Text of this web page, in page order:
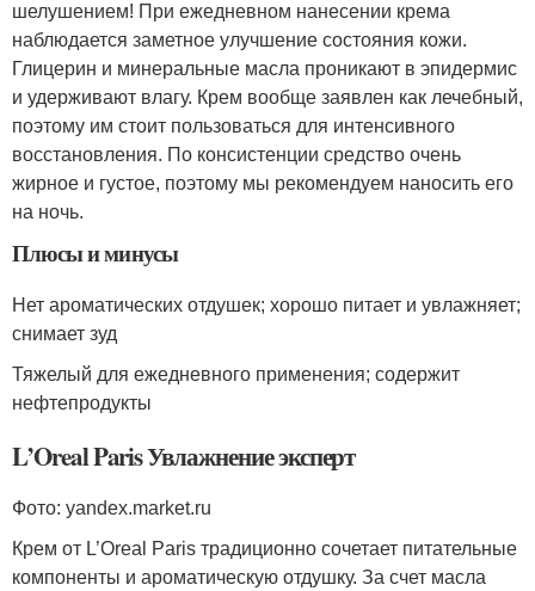
шелушением! При ежедневном нанесении крема
наблюдается заметное улучшение состояния кожи.
Глицерин и минеральные масла проникают в эпидермис
и удерживают влагу. Крем вообще заявлен как лечебный,
поэтому им стоит пользоваться для интенсивного
восстановления. По консистенции средство очень
жирное и густое, поэтому мы рекомендуем наносить его
на ночь.
Плюсы и минусы
Нет ароматических отдушек; хорошо питает и увлажняет;
снимает зуд
Тяжелый для ежедневного применения; содержит
нефтепродукты
L’Oreal Paris Увлажнение эксперт
Фото: yandex.market.ru
Крем от L’Oreal Paris традиционно сочетает питательные
компоненты и ароматическую отдушку. За счет масла